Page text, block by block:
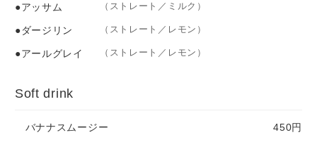
●アッサム （ストレート／ミルク）
●ダージリン （ストレート／レモン）
●アールグレイ （ストレート／レモン）
Soft drink
バナナスムージー 450円